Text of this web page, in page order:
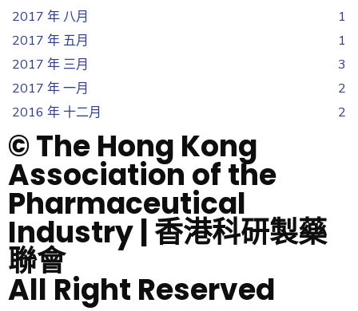
2017 年 八月
1
2017 年 五月
1
2017 年 三月
3
2017 年 一月
2
2016 年 十二月
2
© The Hong Kong
Association of the
Pharmaceutical
Industry | 香港科研製藥
聯會
All Right Reserved